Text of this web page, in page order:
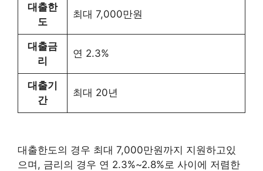
대출한
도
최대 7,000만원
대출금
리
연 2.3%
대출기
간
최대 20년
대출한도의 경우 최대 7,000만원까지 지원하고있
으며, 금리의 경우 연 2.3%~2.8%로 사이에 저렴한